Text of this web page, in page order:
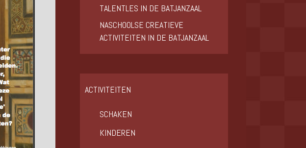
TALENTLES IN DE BATJANZAAL
NASCHOOLSE CREATIEVE
ACTIVITEITEN IN DE BATJANZAAL
ACTIVITEITEN
SCHAKEN
KINDEREN